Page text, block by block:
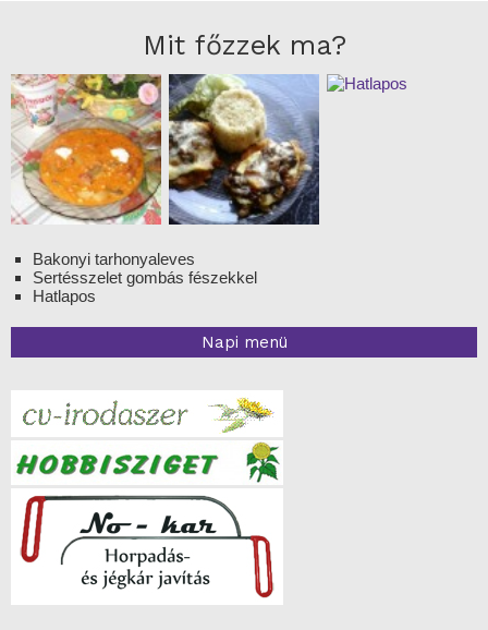
Mit főzzek ma?
Bakonyi tarhonyaleves
Sertésszelet gombás fészekkel
Hatlapos
Napi menü